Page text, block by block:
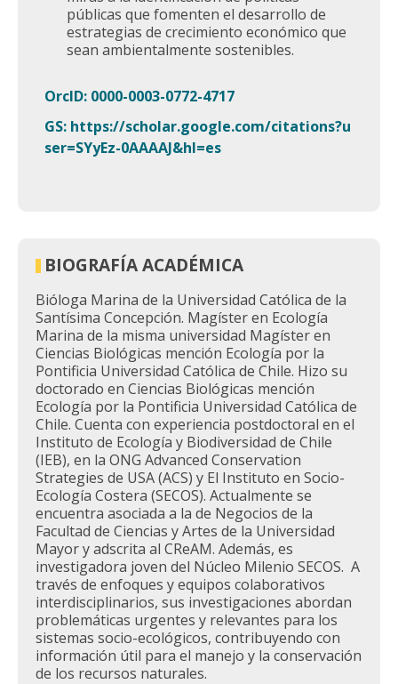
públicas que fomenten el desarrollo de
estrategias de crecimiento económico que
sean ambientalmente sostenibles.
OrcID: 0000-0003-0772-4717
GS: https://scholar.google.com/citations?u
ser=SYyEz-0AAAAJ&hl=es
BIOGRAFÍA ACADÉMICA
Bióloga Marina de la Universidad Católica de la
Santísima Concepción. Magíster en Ecología
Marina de la misma universidad Magíster en
Ciencias Biológicas mención Ecología por la
Pontificia Universidad Católica de Chile. Hizo su
doctorado en Ciencias Biológicas mención
Ecología por la Pontificia Universidad Católica de
Chile. Cuenta con experiencia postdoctoral en el
Instituto de Ecología y Biodiversidad de Chile
(IEB), en la ONG Advanced Conservation
Strategies de USA (ACS) y El Instituto en Socio-
Ecología Costera (SECOS). Actualmente se
encuentra asociada a la de Negocios de la
Facultad de Ciencias y Artes de la Universidad
Mayor y adscrita al CReAM. Además, es
investigadora joven del Núcleo Milenio SECOS. A
través de enfoques y equipos colaborativos
interdisciplinarios, sus investigaciones abordan
problemáticas urgentes y relevantes para los
sistemas socio-ecológicos, contribuyendo con
información útil para el manejo y la conservación
de los recursos naturales.